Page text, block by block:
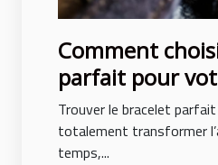
Comment
parfait pour
Trouver le bracelet
totalement transformer
temps,...